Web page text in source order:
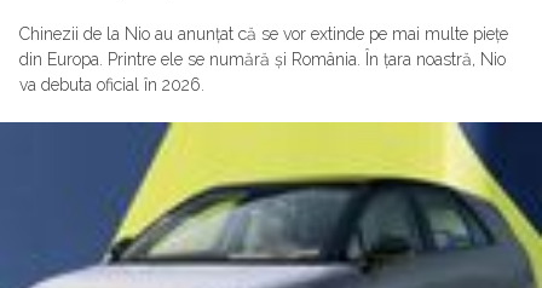
Chinezii de la Nio au anunțat că se vor extinde pe mai multe piețe
din Europa. Printre ele se numără și România. În țara noastră, Nio
va debuta oficial în 2026.